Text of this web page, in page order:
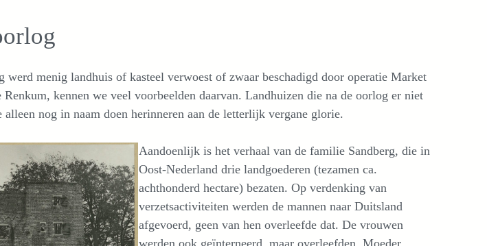
werd menig landhuis of kasteel verwoest of zwaar beschadigd door operatie Market
Renkum, kennen we veel voorbeelden daarvan. Landhuizen die na de oorlog er niet
alleen nog in naam doen herinneren aan de letterlijk vergane glorie.
Aandoenlijk is het verhaal van de familie Sandberg, die in
Oost-Nederland drie landgoederen (tezamen ca.
achthonderd hectare) bezaten. Op verdenking van
verzetsactiviteiten werden de mannen naar Duitsland
afgevoerd, geen van hen overleefde dat. De vrouwen
werden ook geïnterneerd, maar overleefden. Moeder